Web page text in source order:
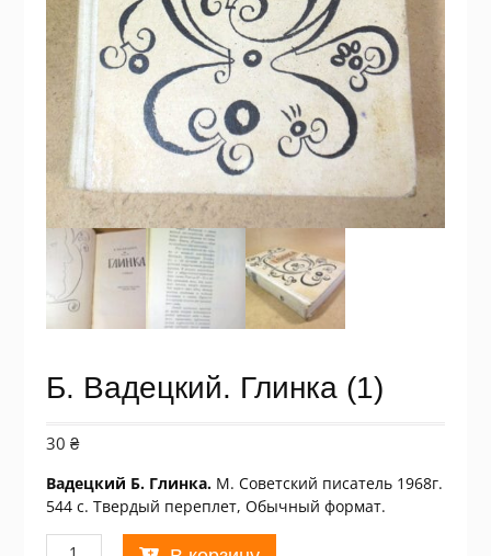
Б. Вадецкий. Глинка (1)
30 ₴
Вадецкий Б. Глинка. М. Советский писатель 1968г.
544 с. Твердый переплет, Обычный формат.
Количество